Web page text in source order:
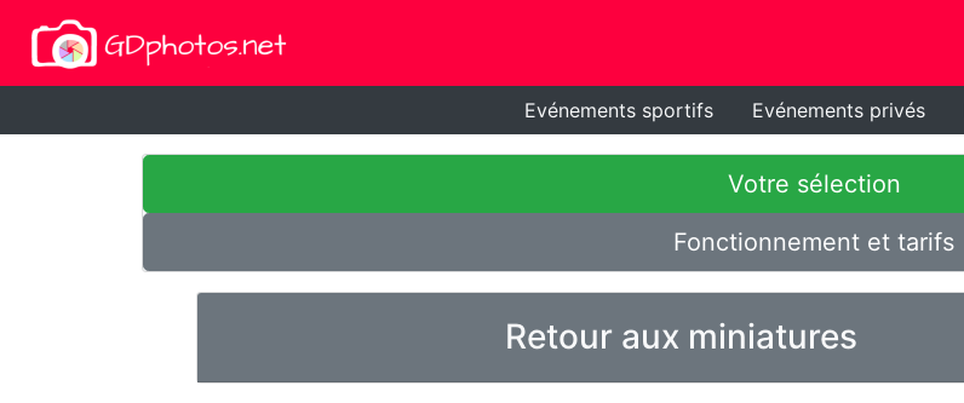
Evénements sportifs Evénements privés
Votre sélection
Fonctionnement et tarifs
Retour aux miniatures